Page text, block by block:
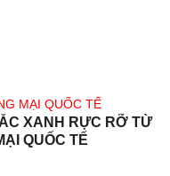
MẠI QUỐC TẾ
XANH RỰC RỠ TỪ
QUỐC TẾ